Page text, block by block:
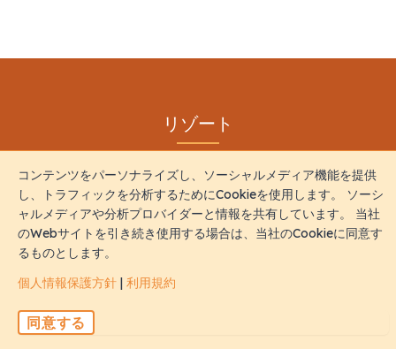
リゾート
リゾート
超高級リゾート
高級リゾート
コンテンツをパーソナライズし、ソーシャルメディア機能を提供
し、トラフィックを分析するためにCookieを使用します。 ソーシ
ャルメディアや分析プロバイダーと情報を共有しています。 当社
のWebサイトを引き続き使用する場合は、当社のCookieに同意す
るものとします。
個人情報保護方針 | 利用規約
同意する